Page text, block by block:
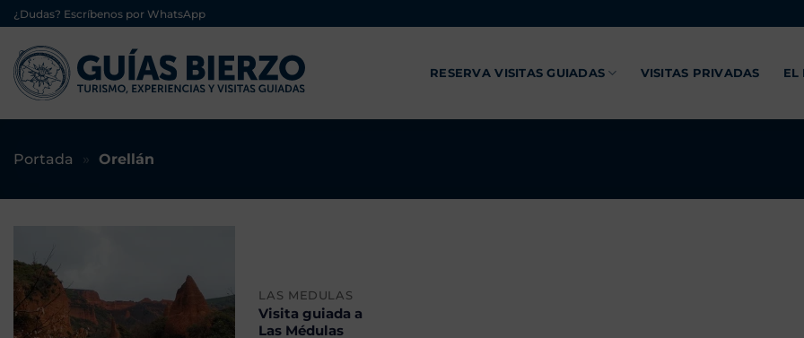
Saltar
al
contenido
¿Dudas? Escríbenos por WhatsApp
RESERVA VISITAS GUIADAS VISITAS PRIVADAS EL
Portada » Orellán
LAS MEDULAS
Visita guiada a
Las Médulas